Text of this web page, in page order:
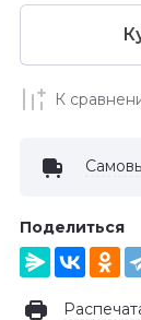
К
Поделиться